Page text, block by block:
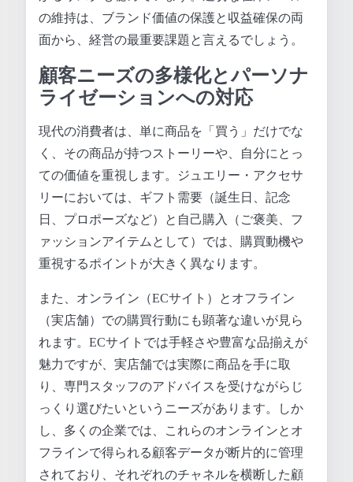
の維持は、ブランド価値の保護と収益確保の両
面から、経営の最重要課題と言えるでしょう。
顧客ニーズの多様化とパーソナ
ライゼーションへの対応
現代の消費者は、単に商品を「買う」だけでな
く、その商品が持つストーリーや、自分にとっ
ての価値を重視します。ジュエリー・アクセサ
リーにおいては、ギフト需要（誕生日、記念
日、プロポーズなど）と自己購入（ご褒美、フ
ァッションアイテムとして）では、購買動機や
重視するポイントが大きく異なります。
また、オンライン（ECサイト）とオフライン
（実店舗）での購買行動にも顕著な違いが見ら
れます。ECサイトでは手軽さや豊富な品揃えが
魅力ですが、実店舗では実際に商品を手に取
り、専門スタッフのアドバイスを受けながらじ
っくり選びたいというニーズがあります。しか
し、多くの企業では、これらのオンラインとオ
フラインで得られる顧客データが断片的に管理
されており、それぞれのチャネルを横断した顧